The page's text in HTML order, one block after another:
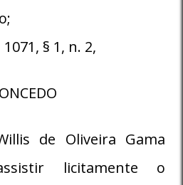
§ 1, n. 2,
de Oliveira Gama
licitamente o